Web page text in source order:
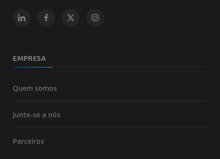
EMPRESA
Quem somos
Junte-se a nós
Parceiros